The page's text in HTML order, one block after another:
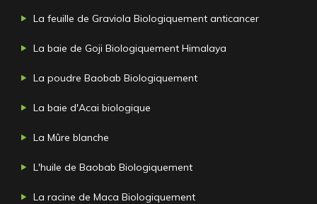
La feuille de Graviola Biologiquement anticancer
La baie de Goji Biologiquement Himalaya
La poudre Baobab Biologiquement
La baie d'Acai biologique
La Mûre blanche
L'huile de Baobab Biologiquement
La racine de Maca Biologiquement